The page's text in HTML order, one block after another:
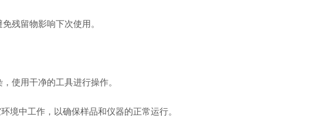
残留物影响下次使用。
使用干净的工具进行操作。
境中工作，以确保样品和仪器的正常运行。